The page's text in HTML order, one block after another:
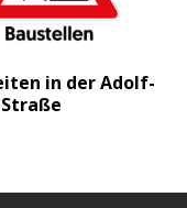
in der Adolf-